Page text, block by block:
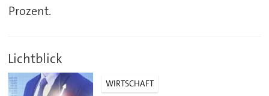
Prozent.
Lichtblick
WIRTSCHAFT